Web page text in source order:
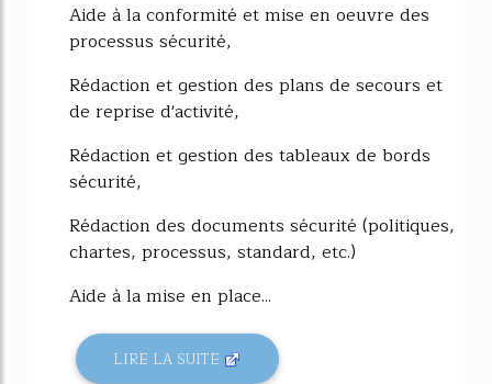
Aide à la conformité et mise en oeuvre des
processus sécurité,
Rédaction et gestion des plans de secours et
de reprise d'activité,
Rédaction et gestion des tableaux de bords
sécurité,
Rédaction des documents sécurité (politiques,
chartes, processus, standard, etc.)
Aide à la mise en place...
LIRE LA SUITE